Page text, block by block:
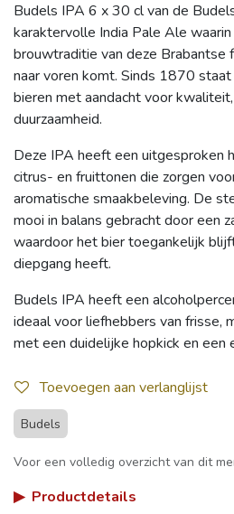
Budels IPA 6 x 30 cl van de
karaktervolle India Pale Ale
brouwtraditie van deze Brabantse
naar voren komt. Sinds 1870
bieren met aandacht voor
duurzaamheid.
Deze IPA heeft een uitgesproken
citrus- en fruittonen die zorgen
aromatische smaakbeleving. De
mooi in balans gebracht door een
waardoor het bier toegankelijk
diepgang heeft.
Budels IPA heeft een
ideaal voor liefhebbers van frisse,
met een duidelijke hopkick en een
Toevoegen aan verlanglijst
Budels
Voor een volledig overzicht van dit
▶ Productdetails